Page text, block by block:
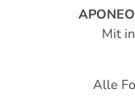
Mit
Alle